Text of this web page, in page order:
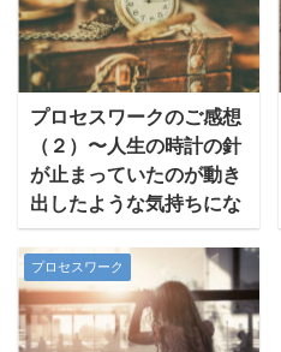
プロセスワークのご感想
（２）〜人生の時計の針
が止まっていたのが動き
出したような気持ちにな
りました
プロセスワーク